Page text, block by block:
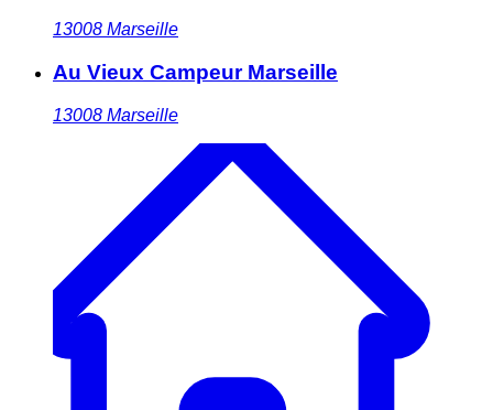
13008 Marseille
Au Vieux Campeur Marseille
13008 Marseille